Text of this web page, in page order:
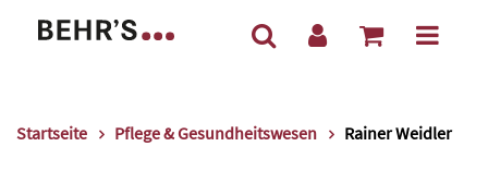
Startseite Pflege & Gesundheitswesen Rainer Weidler